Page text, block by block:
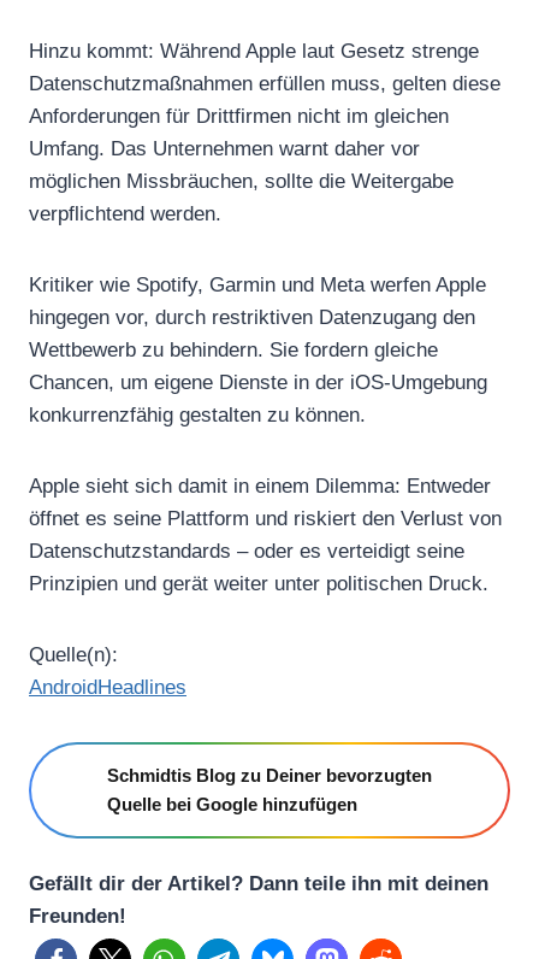
Hinzu kommt: Während Apple laut Gesetz strenge
Datenschutzmaßnahmen erfüllen muss, gelten diese
Anforderungen für Drittfirmen nicht im gleichen
Umfang. Das Unternehmen warnt daher vor
möglichen Missbräuchen, sollte die Weitergabe
verpflichtend werden.
Kritiker wie Spotify, Garmin und Meta werfen Apple
hingegen vor, durch restriktiven Datenzugang den
Wettbewerb zu behindern. Sie fordern gleiche
Chancen, um eigene Dienste in der iOS-Umgebung
konkurrenzfähig gestalten zu können.
Apple sieht sich damit in einem Dilemma: Entweder
öffnet es seine Plattform und riskiert den Verlust von
Datenschutzstandards – oder es verteidigt seine
Prinzipien und gerät weiter unter politischen Druck.
Quelle(n):
AndroidHeadlines
Schmidtis Blog zu Deiner bevorzugten
Quelle bei Google hinzufügen
Gefällt dir der Artikel? Dann teile ihn mit deinen
Freunden!